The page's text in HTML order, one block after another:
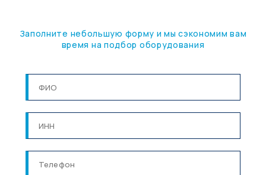
Заполните небольшую форму и мы сэкономим вам
время на подбор оборудования